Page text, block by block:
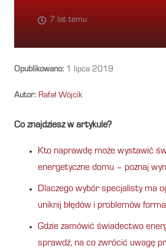
7 lat temu
Opublikowano: 1 lipca 2019
Autor: Rafał Wójcik
Co znajdziesz w artykule?
Kto naprawdę może wystawić
energetyczne domu – poznaj
Dlaczego wybór specjalisty ma
uniknij błędów i problemów
Gdzie zamówić świadectwo
sprawdź, na co zwrócić uwagę